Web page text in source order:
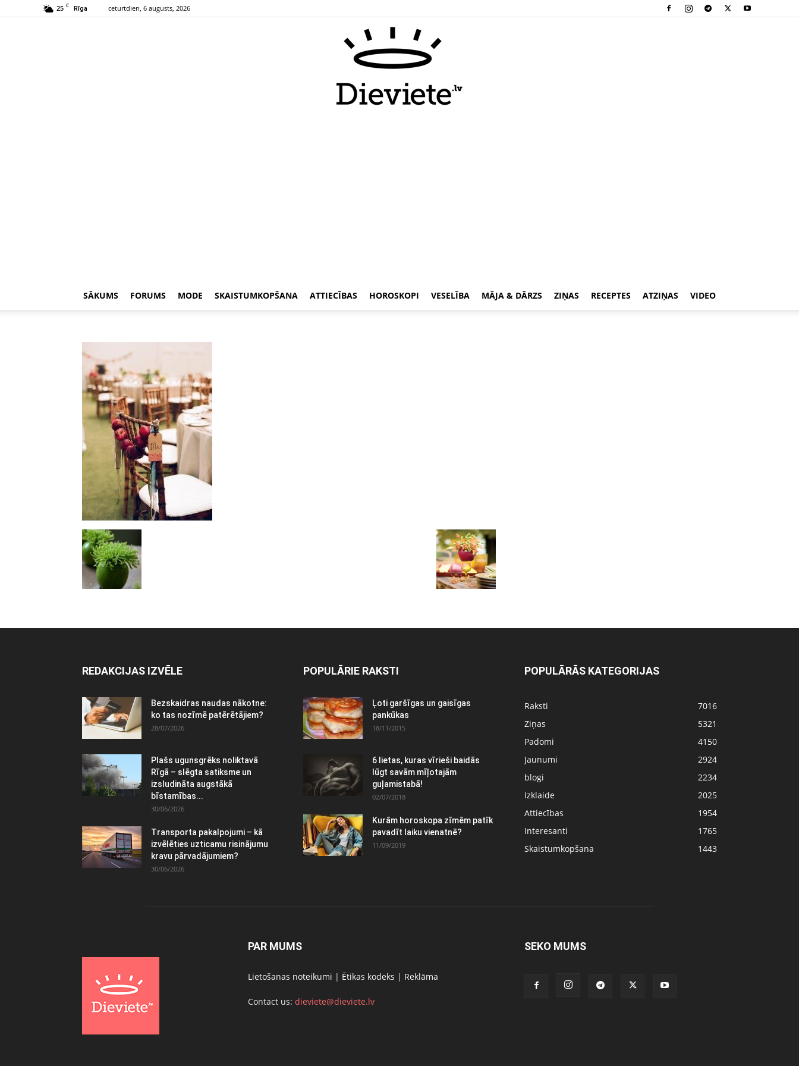
25 C Rīga ceturtdien, 6 augusts, 2026
SĀKUMS FORUMS MODE SKAISTUMKOPŠANA ATTIECĪBAS HOROSKOPI VESELĪBA MĀJA & DĀRZS ZIŅAS RECEPTES ATZIŅAS VIDEO
REDAKCIJAS IZVĒLE
Bezskaidras naudas nākotne:
ko tas nozīmē patērētājiem?
28/07/2026
Plašs ugunsgrēks noliktavā
Rīgā – slēgta satiksme un
izsludināta augstākā
bīstamības...
30/06/2026
Transporta pakalpojumi – kā
izvēlēties uzticamu risinājumu
kravu pārvadājumiem?
30/06/2026
POPULĀRIE RAKSTI
Ļoti garšīgas un gaisīgas
pankūkas
18/11/2015
6 lietas, kuras vīrieši baidās
lūgt savām mīļotajām
guļamistabā!
02/07/2018
Kurām horoskopa zīmēm patīk
pavadīt laiku vienatnē?
11/09/2019
POPULĀRĀS KATEGORIJAS
Raksti
7016
Ziņas
5321
Padomi
4150
Jaunumi
2924
blogi
2234
Izklaide
2025
Attiecības
1954
Interesanti
1765
Skaistumkopšana
1443
PAR MUMS
Lietošanas noteikumi | Ētikas kodeks | Reklāma
Contact us: dieviete@dieviete.lv
SEKO MUMS